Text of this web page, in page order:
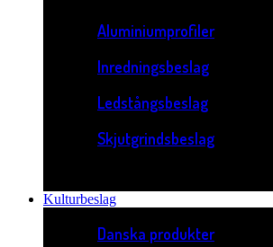
Aluminiumprofiler
Inredningsbeslag
Ledstångsbeslag
Skjutgrindsbeslag
Kulturbeslag
Danska produkter